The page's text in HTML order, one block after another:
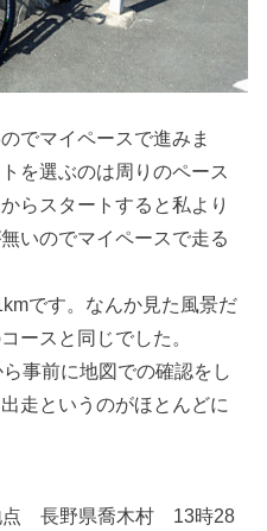
でマイペースで進みま
を選ぶのは周りのペース
らスタートすると私より
いのでマイペースで走る
です。なんか見た風景だ
ースと同じでした。
事前に地図での確認をし
走というのがほとんどに
点 長野県喬木村 13時28